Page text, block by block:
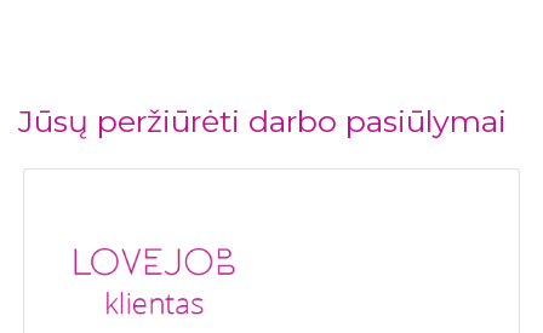
Jūsų peržiūrėti darbo pasiūlymai